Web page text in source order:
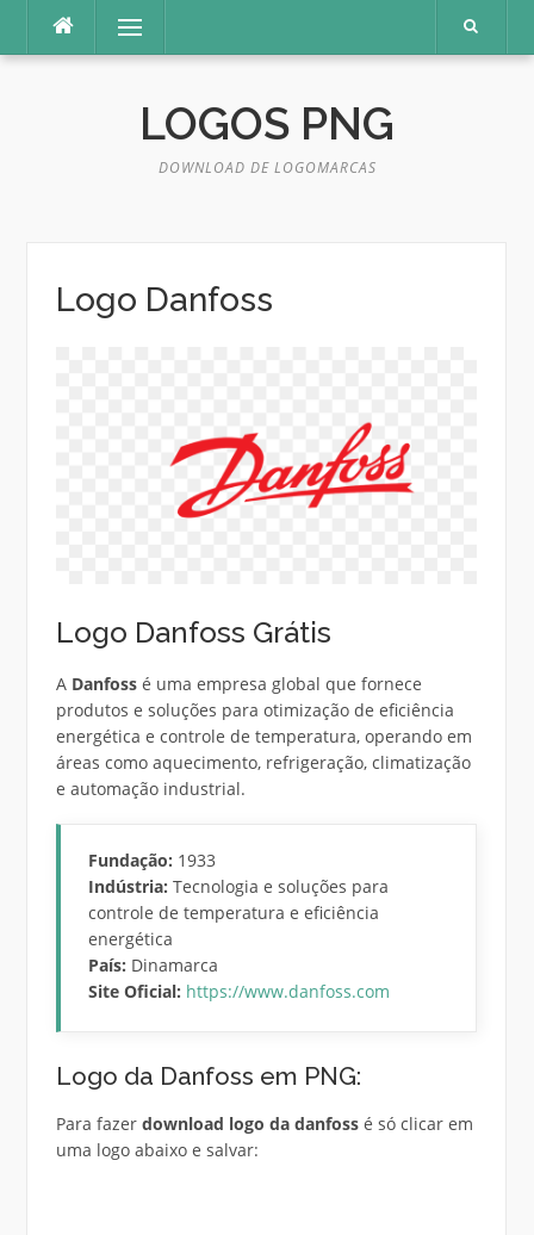
o
Menu
LOGOS PNG
DOWNLOAD DE LOGOMARCAS
Logo Danfoss
Logo Danfoss Grátis
A Danfossé uma empresa global que fornece
produtos e soluções para otimização de eficiência
energética e controle de temperatura, operando em
áreas como aquecimento, refrigeração, climatização
e automação industrial.
Fundação: 1933
Indústria: Tecnologia e soluções para
controle de temperatura e eficiência
energética
País: Dinamarca
Site Oficial: https://www.danfoss.com
Logo da Danfoss em PNG:
Para fazer download logo da danfossé só clicar em
uma logo abaixo e salvar: